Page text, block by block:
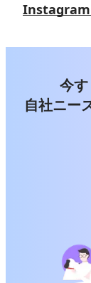
Instagram
今す
自社ニー